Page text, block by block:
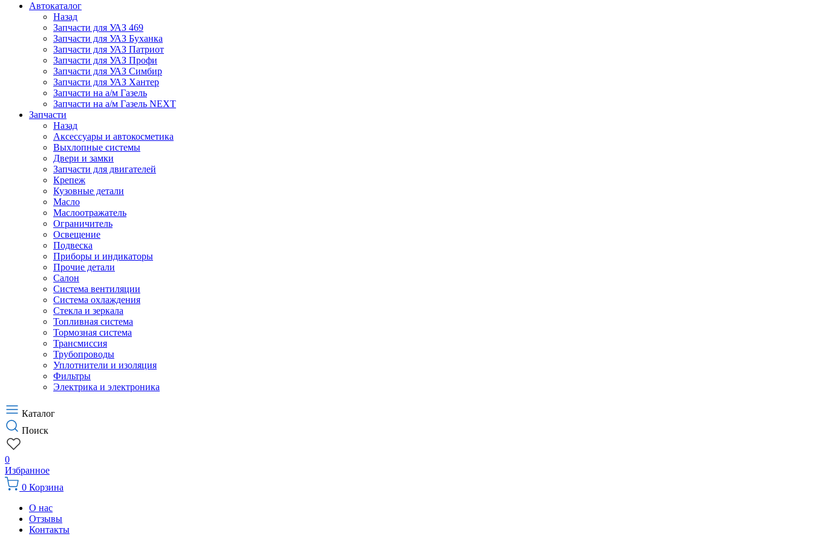
Автокаталог
Назад
Запчасти для УАЗ 469
Запчасти для УАЗ Буханка
Запчасти для УАЗ Патриот
Запчасти для УАЗ Профи
Запчасти для УАЗ Симбир
Запчасти для УАЗ Хантер
Запчасти на а/м Газель
Запчасти на а/м Газель NEXT
Запчасти
Назад
Аксессуары и автокосметика
Выхлопные системы
Двери и замки
Запчасти для двигателей
Крепеж
Кузовные детали
Масло
Маслоотражатель
Ограничитель
Освещение
Подвеска
Приборы и индикаторы
Прочие детали
Салон
Система вентиляции
Система охлаждения
Стекла и зеркала
Топливная система
Тормозная система
Трансмиссия
Трубопроводы
Уплотнители и изоляция
Фильтры
Электрика и электроника
Каталог
Поиск
0
Избранное
0 Корзина
О нас
Отзывы
Контакты